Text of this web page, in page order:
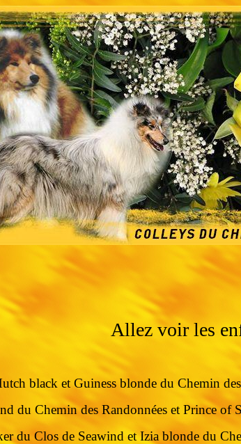
Allez voir les
black et Guiness blonde du Chemin
du Chemin des Randonnées et Prince of
du Clos de Seawind et Izia blonde du